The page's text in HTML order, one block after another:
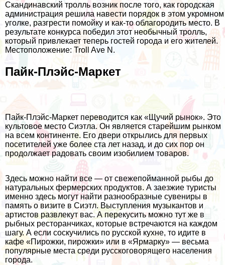
Скандинавский тролль возник после того, как городская
администрация решила навести порядок в этом укромном
уголке, разгрести помойку и как-то облагородить место. В
результате конкурса победил этот необычный тролль,
который привлекает теперь гостей города и его жителей.
Местоположение: Troll Ave N.
Пайк-Плэйс-Маркет
Пайк-Плэйс-Маркет переводится как «Щучий рынок». Это
культовое место Сиэтла. Он является старейшим рынком
на всем континенте. Его двери открылись для первых
посетителей уже более ста лет назад, и до сих пор он
продолжает радовать своим изобилием товаров.
Здесь можно найти все — от свежепойманной рыбы до
натуральных фермерских продуктов. А заезжие туристы
именно здесь могут найти разнообразные сувениры в
память о визите в Сиэтл. Выступления музыкантов и
артистов развлекут вас. А перекусить можно тут же в
рыбных ресторанчиках, которые встречаются на каждом
шагу. А если соскучились по русской кухне, то идите в
кафе «Пирожки, пирожки» или в «Ярмарку» — весьма
популярные места среди русскоговорящего населения
города.